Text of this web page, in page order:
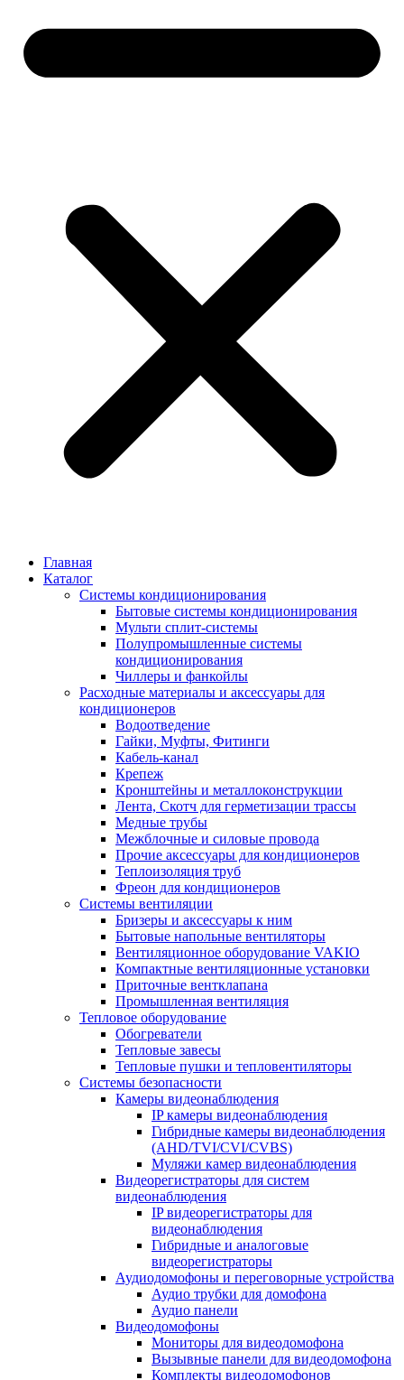
Главная
Каталог
Системы кондиционирования
Бытовые системы кондиционирования
Мульти сплит-системы
Полупромышленные системы
кондиционирования
Чиллеры и фанкойлы
Расходные материалы и аксессуары для
кондиционеров
Водоотведение
Гайки, Муфты, Фитинги
Кабель-канал
Крепеж
Кронштейны и металлоконструкции
Лента, Скотч для герметизации трассы
Медные трубы
Межблочные и силовые провода
Прочие аксессуары для кондиционеров
Теплоизоляция труб
Фреон для кондиционеров
Системы вентиляции
Бризеры и аксессуары к ним
Бытовые напольные вентиляторы
Вентиляционное оборудование VAKIO
Компактные вентиляционные установки
Приточные вентклапана
Промышленная вентиляция
Тепловое оборудование
Обогреватели
Тепловые завесы
Тепловые пушки и тепловентиляторы
Системы безопасности
Камеры видеонаблюдения
IP камеры видеонаблюдения
Гибридные камеры видеонаблюдения
(AHD/TVI/CVI/CVBS)
Муляжи камер видеонаблюдения
Видеорегистраторы для систем
видеонаблюдения
IP видеорегистраторы для
видеонаблюдения
Гибридные и аналоговые
видеорегистраторы
Аудиодомофоны и переговорные устройства
Аудио трубки для домофона
Аудио панели
Видеодомофоны
Мониторы для видеодомофона
Вызывные панели для видеодомофона
Комплекты видеодомофонов